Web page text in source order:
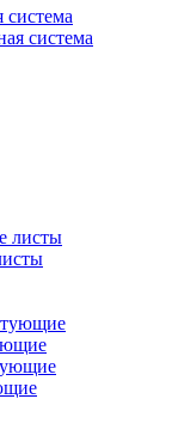
система
система